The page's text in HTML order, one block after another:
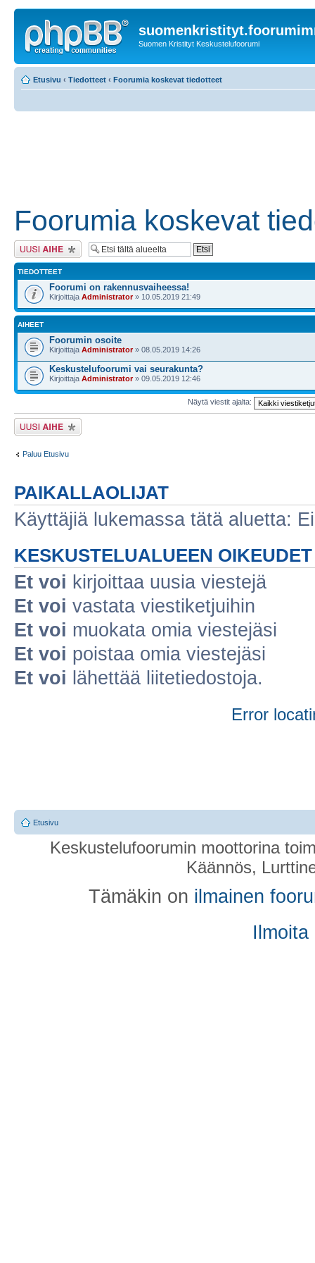
Suomen Kristityt Keskustelufoorumi
Etusivu ‹ Tiedotteet ‹ Foorumia koskevat tiedotteet
Foorumia koskevat
Lähetä uusi viesti
TIEDOTTEET
Foorumi on rakennusvaiheessa!
Kirjoittaja Administrator» 10.05.2019 21:49
AIHEET
Foorumin osoite
Kirjoittaja Administrator» 08.05.2019 14:26
Keskustelufoorumi vai seurakunta?
Kirjoittaja Administrator» 09.05.2019 12:46
Näytä viestit ajalta:
Lähetä uusi viesti
Paluu Etusivu
PAIKALLAOLIJAT
Käyttäjiä lukemassa tätä aluetta:
KESKUSTELUALUEEN OIKEUDET
Et voi kirjoittaa uusia viestejä
Et voi vastata viestiketjuihin
Et voi muokata omia viestejäsi
Et voi poistaa omia viestejäsi
Et voi lähettää liitetiedostoja.
Error
Etusivu
Keskustelufoorumin moottorina
Käännös,
Tämäkin on ilmainen